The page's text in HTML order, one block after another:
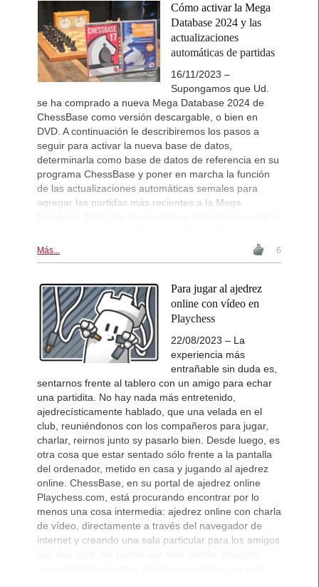
Cómo activar la Mega
Database 2024 y las
actualizaciones
automáticas de partidas
16/11/2023 –
Supongamos que Ud.
se ha comprado a nueva Mega Database 2024 de
ChessBase como versión descargable, o bien en
DVD. A continuación le describiremos los pasos a
seguir para activar la nueva base de datos,
determinarla como base de datos de referencia en su
programa ChessBase y poner en marcha la función
de las actualizaciones automáticas semales para
agregar las partidas más recientes a la Mega
Más... 6
Para jugar al ajedrez
online con vídeo en
Playchess
22/08/2023 – La
experiencia más
entrañable sin duda es,
sentarnos frente al tablero con un amigo para echar
una partidita. No hay nada más entretenido,
ajedrecísticamente hablado, que una velada en el
club, reuniéndonos con los compañeros para jugar,
charlar, reirnos junto sy pasarlo bien. Desde luego, es
otra cosa que estar sentado sólo frente a la pantalla
del ordenador, metido en casa y jugando al ajedrez
online. ChessBase, en su portal de ajedrez online
Playchess.com, está procurando encontrar por lo
menos una cosa intermedia: ajedrez online con charla
de vídeo, directamente a través del navegador de
internet y creando una sala particular para los amigos